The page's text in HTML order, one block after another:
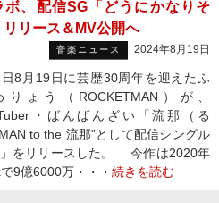
ボ、配信SG「どうにかなりそ
リリース＆MV公開へ
音楽ニュース 2024年8月19日
8月19日に芸歴30周年を迎えたふ
りょう（ROCKETMAN）が、
・ばんばんざい「流那（る
to the 流那”として配信シングル
」をリリースした。 今作は2020年
9億6000万・・・ 続きを読む